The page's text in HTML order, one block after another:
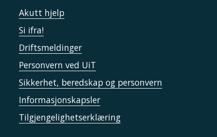
Akutt hjelp
Si ifra!
Driftsmeldinger
Personvern ved UiT
Sikkerhet, beredskap og personvern
Informasjonskapsler
Tilgjengelighetserklæring